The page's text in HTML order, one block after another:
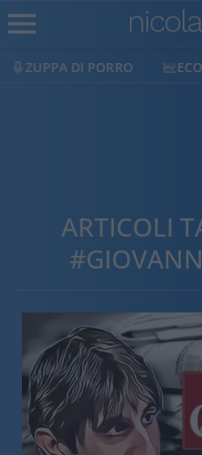
ZUPPA DI PORRO
ARTICOLI